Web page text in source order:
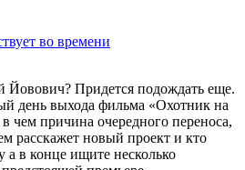
во времени
Придется подождать еще.
день выхода фильма «Охотник на
чем причина очередного переноса,
расскажет новый проект и кто
а в конце ищите несколько